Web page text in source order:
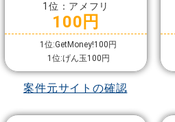
1位：アメフリ
100円
1位:GetMoney!100円
1位:げん玉100円
案件元サイトの確認